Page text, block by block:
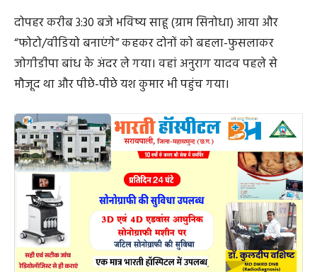
दोपहर करीब 3:30 बजे भविष्य साहू (ग्राम सिनोधा) आया और
“फोटो/वीडियो बनाएंगे” कहकर दोनों को बहला-फुसलाकर
जोगीडीपा बांध के अंदर ले गया। वहां अनुराग यादव पहले से
मौजूद था और पीछे-पीछे यश कुमार भी पहुंच गया।